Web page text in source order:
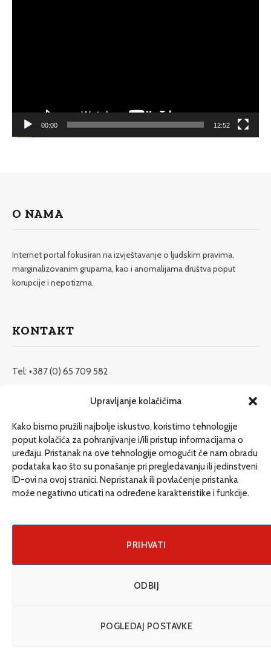
Upravljanje kolačićima
Kako bismo pružili najbolje iskustvo, koristimo tehnologije
poput kolačića za pohranjivanje i/ili pristup informacijama o
uređaju. Pristanak na ove tehnologije omogućit će nam obradu
podataka kao što su ponašanje pri pregledavanju ili jedinstveni
ID-ovi na ovoj stranici. Nepristanak ili povlačenje pristanka
može negativno uticati na određene karakteristike i funkcije.
PRIHVATI
ODBIJ
POGLEDAJ POSTAVKE
00:00 12:52
O NAMA
Internet portal fokusiran na izvještavanje o ljudskim pravima,
marginalizovanim grupama, kao i anomalijama društva poput
korupcije i nepotizma.
KONTAKT
Tel: +387 (0) 65 709 582
redakcija@etrafika.net
Dosije
Drugi pišu
Društvo